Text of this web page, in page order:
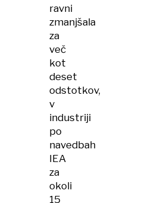
ravni
zmanjšala
za
več
kot
deset
odstotkov,
v
industriji
po
navedbah
IEA
za
okoli
15